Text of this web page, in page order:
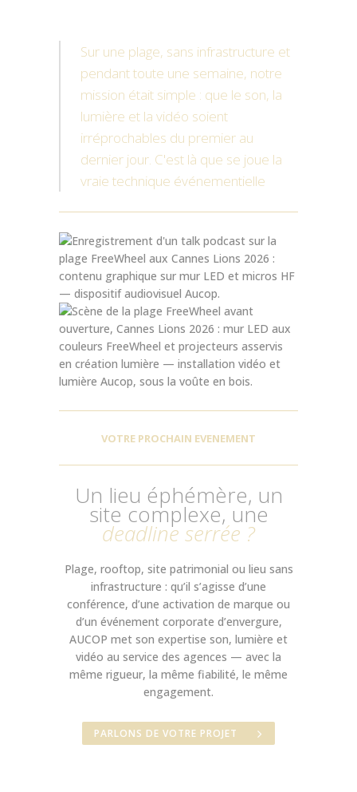
Sur une plage, sans infrastructure et
pendant toute une semaine, notre
mission était simple : que le son, la
lumière et la vidéo soient
irréprochables du premier au
dernier jour. C'est là que se joue la
vraie technique événementielle
VOTRE PROCHAIN EVENEMENT
Un lieu éphémère, un
site complexe, une
deadline serrée ?
Plage, rooftop, site patrimonial ou lieu sans
infrastructure : qu’il s’agisse d’une
conférence, d’une activation de marque ou
d’un événement corporate d’envergure,
AUCOP met son expertise son, lumière et
vidéo au service des agences — avec la
même rigueur, la même fiabilité, le même
engagement.
PARLONS DE VOTRE PROJET